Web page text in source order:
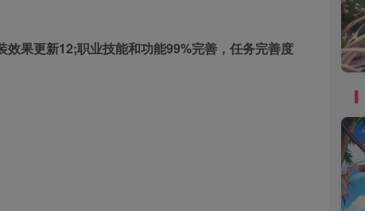
果更新12;职业技能和功能99%完善，任务完善度